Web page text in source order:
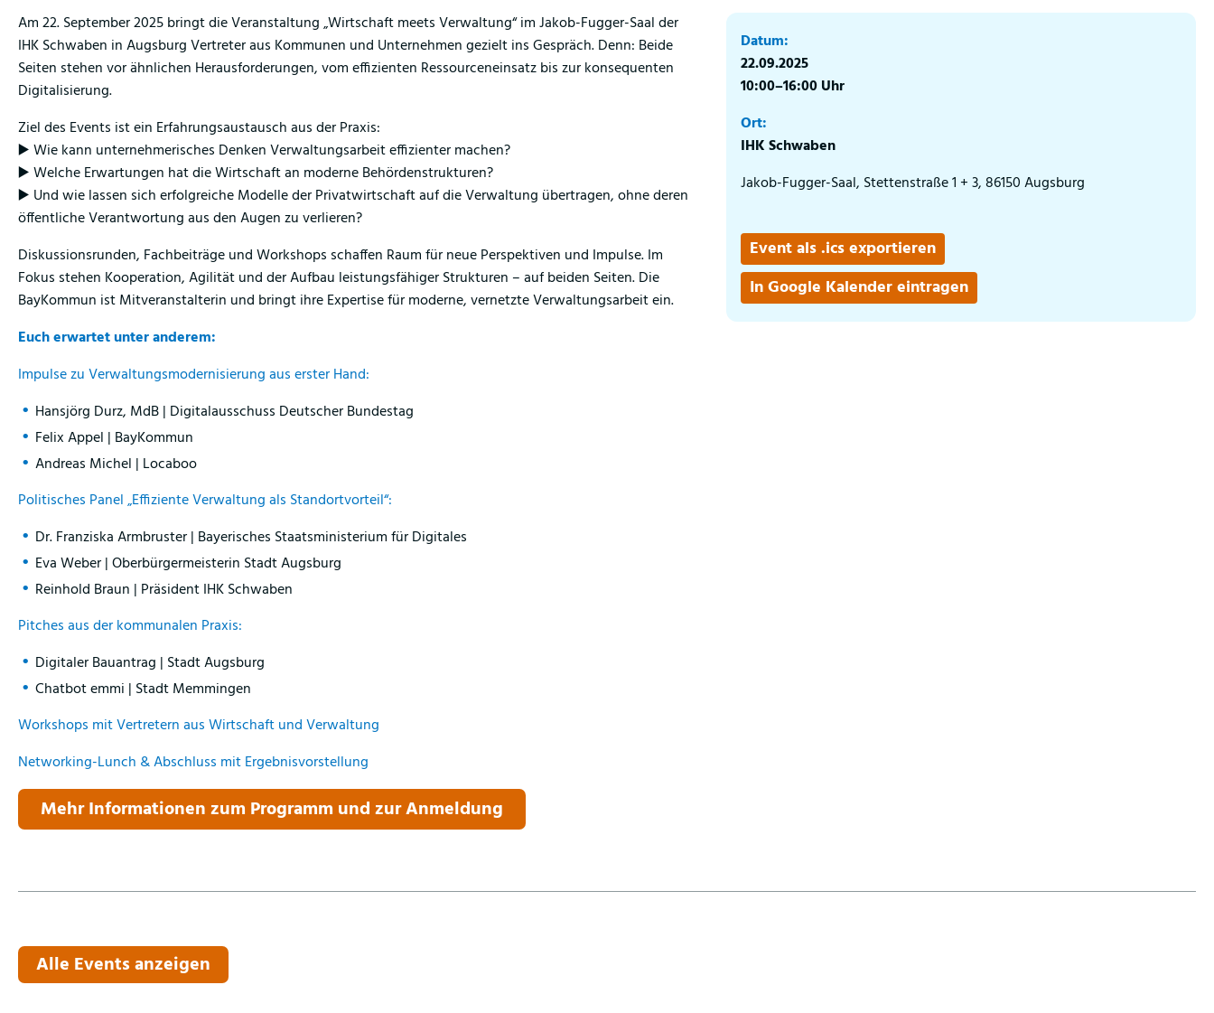
Datum:
22.09.2025
10:00–16:00 Uhr
Ort:
IHK Schwaben
Jakob-Fugger-Saal, Stettenstraße 1 + 3, 86150 Augsburg
Event als .ics exportieren
In Google Kalender eintragen
Am 22. September 2025 bringt die Veranstaltung „Wirtschaft meets Verwaltung“ im Jakob-Fugger-Saal der
IHK Schwaben in Augsburg Vertreter aus Kommunen und Unternehmen gezielt ins Gespräch. Denn: Beide
Seiten stehen vor ähnlichen Herausforderungen, vom effizienten Ressourceneinsatz bis zur konsequenten
Digitalisierung.
Ziel des Events ist ein Erfahrungsaustausch aus der Praxis:
▶️ Wie kann unternehmerisches Denken Verwaltungsarbeit effizienter machen?
▶️ Welche Erwartungen hat die Wirtschaft an moderne Behördenstrukturen?
▶️ Und wie lassen sich erfolgreiche Modelle der Privatwirtschaft auf die Verwaltung übertragen, ohne deren
öffentliche Verantwortung aus den Augen zu verlieren?
Diskussionsrunden, Fachbeiträge und Workshops schaffen Raum für neue Perspektiven und Impulse. Im
Fokus stehen Kooperation, Agilität und der Aufbau leistungsfähiger Strukturen – auf beiden Seiten. Die
BayKommun ist Mitveranstalterin und bringt ihre Expertise für moderne, vernetzte Verwaltungsarbeit ein.
Euch erwartet unter anderem:
Impulse zu Verwaltungsmodernisierung aus erster Hand:
Hansjörg Durz, MdB | Digitalausschuss Deutscher Bundestag
Felix Appel | BayKommun
Andreas Michel | Locaboo
Politisches Panel „Effiziente Verwaltung als Standortvorteil“:
Dr. Franziska Armbruster | Bayerisches Staatsministerium für Digitales
Eva Weber | Oberbürgermeisterin Stadt Augsburg
Reinhold Braun | Präsident IHK Schwaben
Pitches aus der kommunalen Praxis:
Digitaler Bauantrag | Stadt Augsburg
Chatbot emmi | Stadt Memmingen
Workshops mit Vertretern aus Wirtschaft und Verwaltung
Networking-Lunch & Abschluss mit Ergebnisvorstellung
Mehr Informationen zum Programm und zur Anmeldung
Alle Events anzeigen